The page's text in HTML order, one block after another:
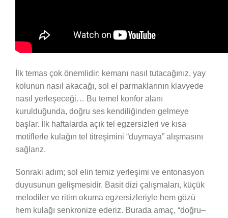
İlk temas çok önemlidir: kemanı nasıl tutacağınız, yay
kolunun nasıl akacağı, sol el parmaklarının klavyede
nasıl yerleşeceği… Bu temel konfor alanı
kurulduğunda, doğru ses kendiliğinden gelmeye
başlar. İlk haftalarda açık tel egzersizleri ve kısa
motiflerle kulağın tel titreşimini “duymaya” alışmasını
sağlarız.
Sonraki adım; sol elin temiz yerleşimi ve entonasyon
duyusunun gelişmesidir. Basit dizi çalışmaları, küçük
melodiler ve ritim okuma egzersizleriyle hem gözü
hem kulağı senkronize ederiz. Burada amaç, “doğru–